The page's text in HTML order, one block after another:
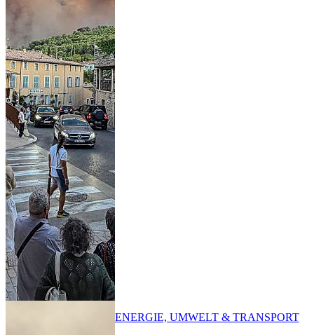
ENERGIE, UMWELT & TRANSPORT